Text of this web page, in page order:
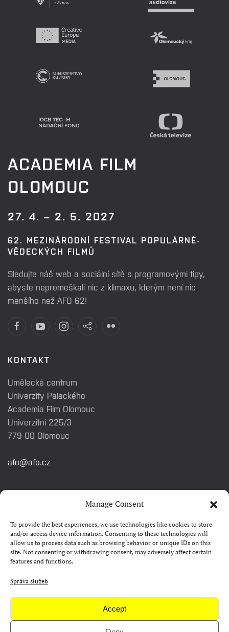
Manage Consent
To provide the best experiences, we use technologies like cookies to store
and/or access device information. Consenting to these technologies will
allow us to process data such as browsing behavior or unique IDs on this
site. Not consenting or withdrawing consent, may adversely affect certain
features and functions.
Správa služeb
Accept
ACADEMIA FILM
OLOMOUC
27. 4. – 2. 5. 2027
62. MEZINÁRODNÍ FESTIVAL POPULÁRNĚ-
VĚDECKÝCH FILMŮ
Sledujte náš web a sociální sítě s programovými tipy,
abyste nepromeškali nic z klimaxu, kterým není nic
menšího než AFO 62!
KONTAKT
Umělecké centrum
Univerzity Palackého
Academia Film Olomouc
Univerzitní 225/3
779 00 Olomouc
afo@afo.cz
RYCHLÉ ODKAZY
Watch&Know
Kontakty
FAQ
Camp 4Science
Materiály pro média